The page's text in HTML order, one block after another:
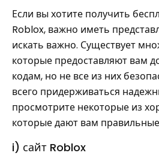
Если вы хотите получить
Roblox, важно иметь
искать важно. Существует
которые предоставляют вам
кодам, но не все из них
всего придерживаться
просмотрите некоторые из
которые дают вам правильные
i) сайт Roblox